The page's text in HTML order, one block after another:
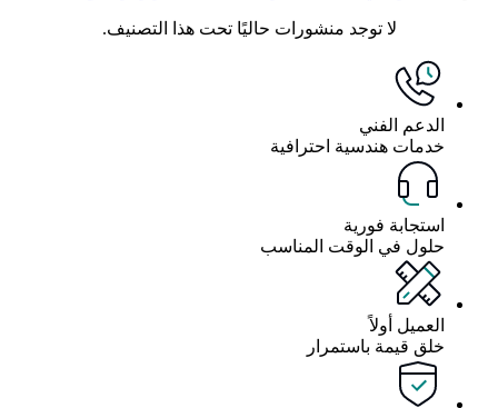
لا توجد منشورات حاليًا تحت هذا التصنيف.
الدعم الفني
خدمات هندسية احترافية
استجابة فورية
حلول في الوقت المناسب
العميل أولاً
خلق قيمة باستمرار